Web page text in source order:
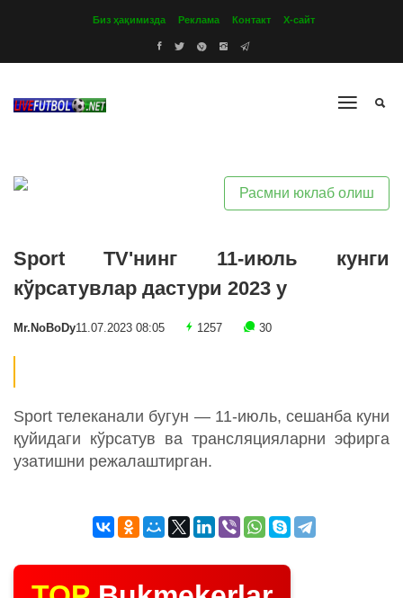
Биз ҳақимизда Реклама Контакт Х-сайт
Расмни юклаб олиш
Sport TV'нинг 11-июль кунги
кўрсатувлар дастури 2023 y
Mr.NoBoDy11.07.2023 08:05 1257 30
Sport телеканали бугун — 11-июль, сешанба куни
қуйидаги кўрсатув ва трансляцияларни эфирга
узатишни режалаштирган.